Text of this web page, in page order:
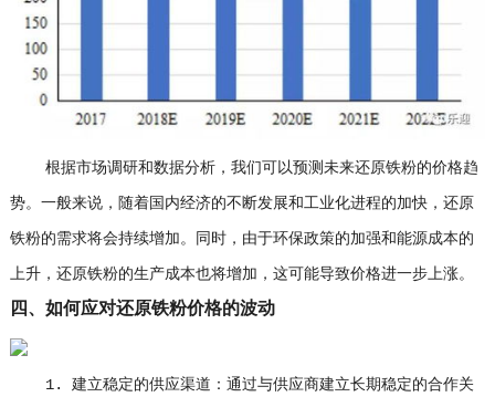
根据市场调研和数据分析，我们可以预测未来还原铁粉的价格趋
势。一般来说，随着国内经济的不断发展和工业化进程的加快，还原
铁粉的需求将会持续增加。同时，由于环保政策的加强和能源成本的
上升，还原铁粉的生产成本也将增加，这可能导致价格进一步上涨。
四、如何应对还原铁粉价格的波动
1. 建立稳定的供应渠道：通过与供应商建立长期稳定的合作关